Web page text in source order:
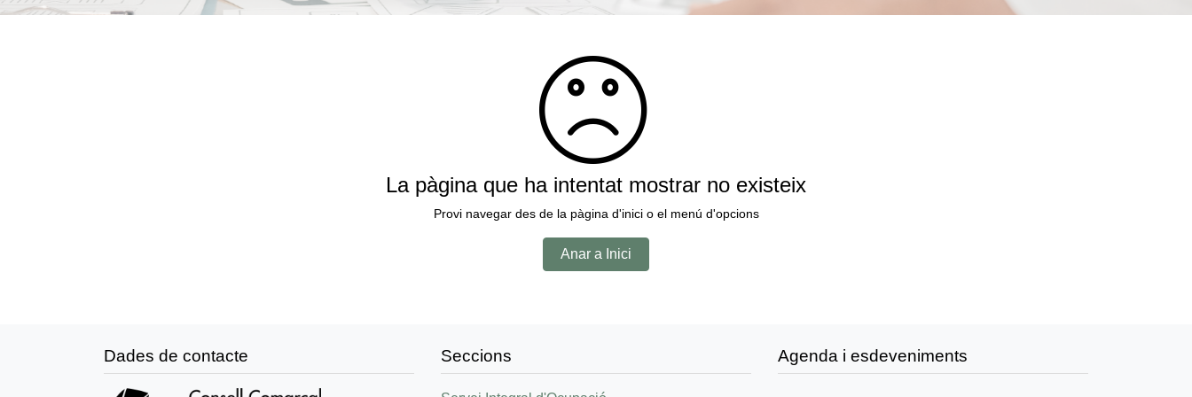
La pàgina que ha intentat mostrar no existeix
Provi navegar des de la pàgina d'inici o el menú d'opcions
Anar a Inici
Dades de contacte Seccions Agenda i esdeveniments